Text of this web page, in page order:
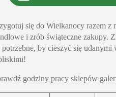
się do Wielkanocy razem z
i zrób świąteczne zakupy.
potrzebne, by cieszyć się
godziny pracy sklepów